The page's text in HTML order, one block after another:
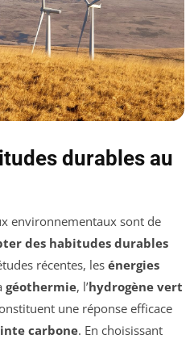
durables au
environnementaux sont de
des habitudes durables
récentes, les énergies
géothermie, l’hydrogène vert
une réponse efficace
carbone. En choisissant